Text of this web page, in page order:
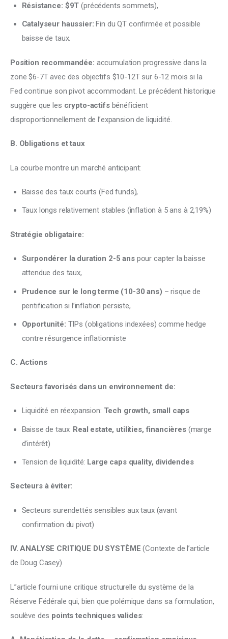
Résistance: $9T (précédents sommets),
Catalyseur haussier: Fin du QT confirmée et possible
baisse de taux.
Position recommandée: accumulation progressive dans la
zone $6-7T avec des objectifs $10-12T sur 6-12 mois si la
Fed continue son pivot accommodant. Le précédent historique
suggère que les crypto-actifs bénéficient
disproportionnellement de l’expansion de liquidité.
B. Obligations et taux
La courbe montre un marché anticipant:
Baisse des taux courts (Fed funds),
Taux longs relativement stables (inflation à 5 ans à 2,19%)
Stratégie obligataire:
Surpondérer la duration 2-5 anspour capter la baisse
attendue des taux,
Prudence sur le long terme (10-30 ans) – risque de
pentification si l’inflation persiste,
Opportunité: TIPs (obligations indexées) comme hedge
contre résurgence inflationniste
C. Actions
Secteurs favorisés dans un environnement de:
Liquidité en réexpansion: Tech growth, small caps
Baisse de taux: Real estate, utilities, financières(marge
d’intérêt)
Tension de liquidité: Large caps quality, dividendes
Secteurs à éviter:
Secteurs surendettés sensibles aux taux (avant
confirmation du pivot)
IV. ANALYSE CRITIQUE DU SYSTÈME (Contexte de l’article
de Doug Casey)
L”article fourni une critique structurelle du système de la
Réserve Fédérale qui, bien que polémique dans sa formulation,
soulève des points techniques valides: